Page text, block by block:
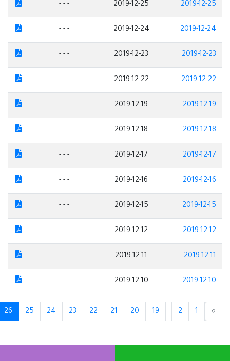
2019-12-25
2019-12-25
- - -
2019-12-24
2019-12-24
- - -
2019-12-23
2019-12-23
- - -
2019-12-22
2019-12-22
- - -
2019-12-19
2019-12-19
- - -
2019-12-18
2019-12-18
- - -
2019-12-17
2019-12-17
- - -
2019-12-16
2019-12-16
- - -
2019-12-15
2019-12-15
- - -
2019-12-12
2019-12-12
- - -
2019-12-11
2019-12-11
- - -
2019-12-10
2019-12-10
- - -
»
1
2
...
19
20
21
22
23
24
25
26